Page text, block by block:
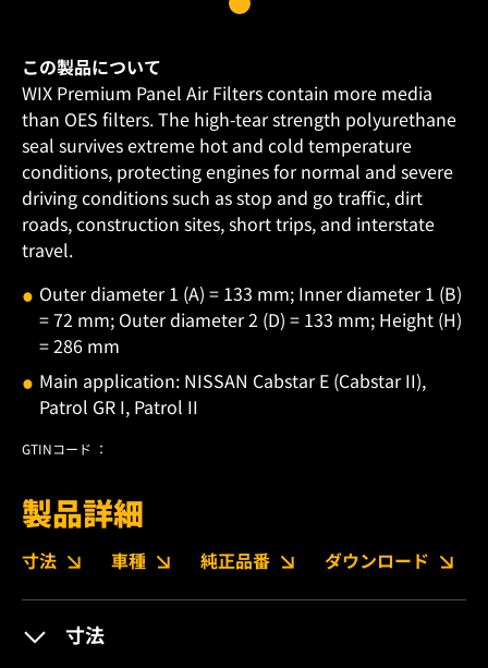
この製品について
WIX Premium Panel Air Filters contain more media
than OES filters. The high-tear strength polyurethane
seal survives extreme hot and cold temperature
conditions, protecting engines for normal and severe
driving conditions such as stop and go traffic, dirt
roads, construction sites, short trips, and interstate
travel.
Outer diameter 1 (A) = 133 mm; Inner diameter 1 (B)
= 72 mm; Outer diameter 2 (D) = 133 mm; Height (H)
= 286 mm
Main application: NISSAN Cabstar E (Cabstar II),
Patrol GR I, Patrol II
GTINコード ：
製品詳細
寸法 車種 純正品番 ダウンロード
寸法